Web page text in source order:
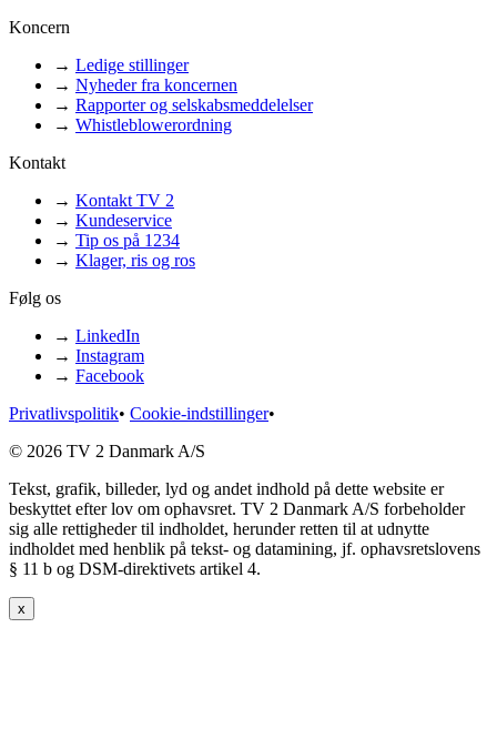
Koncern
→ Ledige stillinger
→ Nyheder fra koncernen
→ Rapporter og selskabsmeddelelser
→ Whistleblowerordning
Kontakt
→ Kontakt TV 2
→ Kundeservice
→ Tip os på 1234
→ Klager, ris og ros
Følg os
→ LinkedIn
→ Instagram
→ Facebook
Privatlivspolitik• Cookie-indstillinger•
© 2026 TV 2 Danmark A/S
Tekst, grafik, billeder, lyd og andet indhold på dette website er
beskyttet efter lov om ophavsret. TV 2 Danmark A/S forbeholder
sig alle rettigheder til indholdet, herunder retten til at udnytte
indholdet med henblik på tekst- og datamining, jf. ophavsretslovens
§ 11 b og DSM-direktivets artikel 4.
x